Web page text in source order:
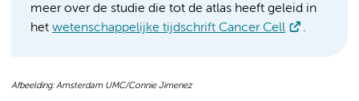
meer over de studie die tot de atlas heeft geleid in
het wetenschappelijke tijdschrift Cancer Cell .
Afbeelding: Amsterdam UMC/Connie Jimenez